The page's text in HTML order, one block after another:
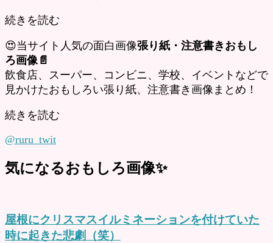
続きを読む
😍当サイト人気の面白画像張り紙・注意書きおもし
ろ画像📄
飲食店、スーパー、コンビニ、学校、イベントなどで
見かけたおもしろい張り紙、注意書き画像まとめ！
続きを読む
@ruru_twit
気になるおもしろ画像✨
屋根にクリスマスイルミネーションを付けていた
時に起きた悲劇（笑）